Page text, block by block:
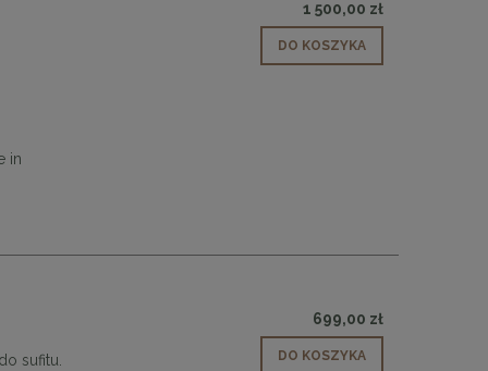
in
1 500,00 zł
DO KOSZYKA
sufitu.
699,00 zł
DO KOSZYKA